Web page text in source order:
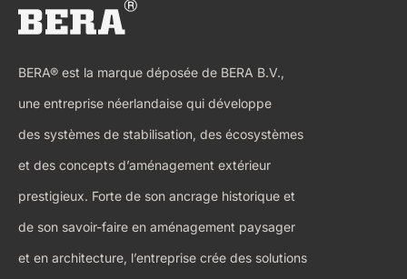
BERA® est la marque déposée de BERA B.V.,
une entreprise néerlandaise qui développe
des systèmes de stabilisation, des écosystèmes
et des concepts d’aménagement extérieur
prestigieux. Forte de son ancrage historique et
de son savoir-faire en aménagement paysager
et en architecture, l’entreprise crée des solutions